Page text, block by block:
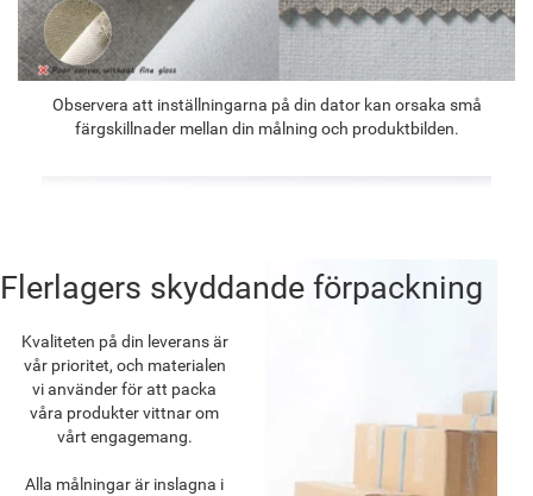
Observera att inställningarna på din dator kan orsaka små
färgskillnader mellan din målning och produktbilden.
Flerlagers skyddande förpackning
Kvaliteten på din leverans är
vår prioritet, och materialen
vi använder för att packa
våra produkter vittnar om
vårt engagemang.
Alla målningar är inslagna i